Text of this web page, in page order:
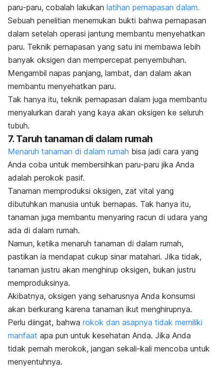
paru-paru, cobalah lakukan latihan pernapasan dalam.
Sebuah penelitian menemukan bukti bahwa pernapasan
dalam setelah operasi jantung membantu menyehatkan
paru. Teknik pernapasan yang satu ini membawa lebih
banyak oksigen dan mempercepat penyembuhan.
Mengambil napas panjang, lambat, dan dalam akan
membantu menyehatkan paru.
Tak hanya itu, teknik pernapasan dalam juga membantu
menyalurkan darah yang kaya akan oksigen ke seluruh
tubuh.
7. Taruh tanaman di dalam rumah
Menaruh tanaman di dalam rumah bisa jadi cara yang
Anda coba untuk membersihkan paru-paru jika Anda
adalah perokok pasif.
Tanaman memproduksi oksigen, zat vital yang
dibutuhkan manusia untuk bernapas. Tak hanya itu,
tanaman juga membantu menyaring racun di udara yang
ada di dalam rumah.
Namun, ketika menaruh tanaman di dalam rumah,
pastikan ia mendapat cukup sinar matahari. Jika tidak,
tanaman justru akan menghirup oksigen, bukan justru
memproduksinya.
Akibatnya, oksigen yang seharusnya Anda konsumsi
akan berkurang karena tanaman ikut menghirupnya.
Perlu diingat, bahwa rokok dan asapnya tidak memiliki
manfaat apa pun untuk kesehatan Anda. Jika Anda
tidak pernah merokok, jangan sekali-kali mencoba untuk
menyentuhnya.